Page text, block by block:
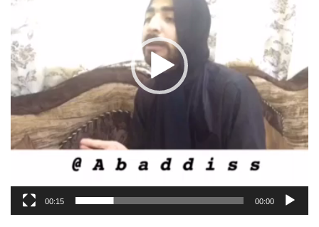
00:00
00:15